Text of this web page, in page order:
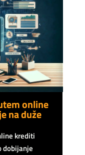
online
na duže
krediti
dobijanje